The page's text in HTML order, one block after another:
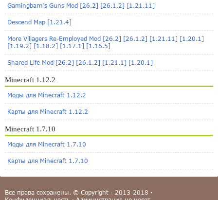
Gamingbarn’s Guns Mod [26.2] [26.1.2] [1.21.11]
Descend Map [1.21.4]
More Villagers Re-Employed Mod [26.2] [26.1.2] [1.21.11] [1.20.1]
[1.19.2] [1.18.2] [1.17.1] [1.16.5]
Shared Life Mod [26.2] [26.1.2] [1.21.1] [1.20.1]
Minecraft 1.12.2
Моды для Minecraft 1.12.2
Карты для Minecraft 1.12.2
Minecraft 1.7.10
Моды для Minecraft 1.7.10
Карты для Minecraft 1.7.10
Все права сохранены. © Copyright - 2013-2018 ·